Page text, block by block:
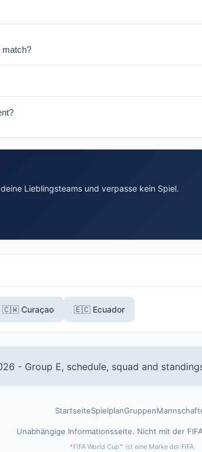
match?
Lieblingsteams und verpasse kein Spiel.
🇨🇼 Curaçao 🇪🇨 Ecuador
StartseiteSpielplanGruppen
Unabhängige Informationsseite. Nicht mit der
*FIFA World Cup™ ist eine Marke der FIFA.